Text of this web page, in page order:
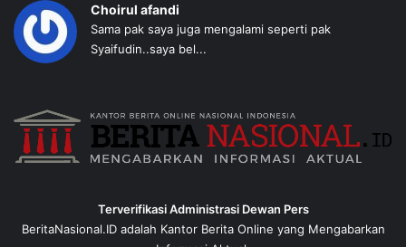
Choirul afandi
Sama pak saya juga mengalami seperti pak
Syaifudin..saya bel...
Terverifikasi Administrasi Dewan Pers
BeritaNasional.ID adalah Kantor Berita Online yang Mengabarkan